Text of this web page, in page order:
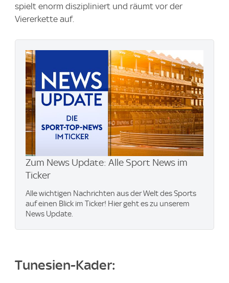
spielt enorm diszipliniert und räumt vor der
Viererkette auf.
Zum News Update: Alle Sport News im
Ticker
Alle wichtigen Nachrichten aus der Welt des Sports
auf einen Blick im Ticker! Hier geht es zu unserem
News Update.
Tunesien-Kader: